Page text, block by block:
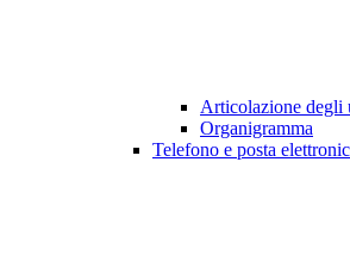
Articolazione degli
Organigramma
Telefono e posta